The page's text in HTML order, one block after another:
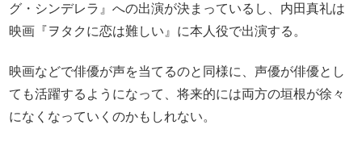
グ・シンデレラ』への出演が決まっているし、内田真礼は
映画『ヲタクに恋は難しい』に本人役で出演する。
映画などで俳優が声を当てるのと同様に、声優が俳優とし
ても活躍するようになって、将来的には両方の垣根が徐々
になくなっていくのかもしれない。